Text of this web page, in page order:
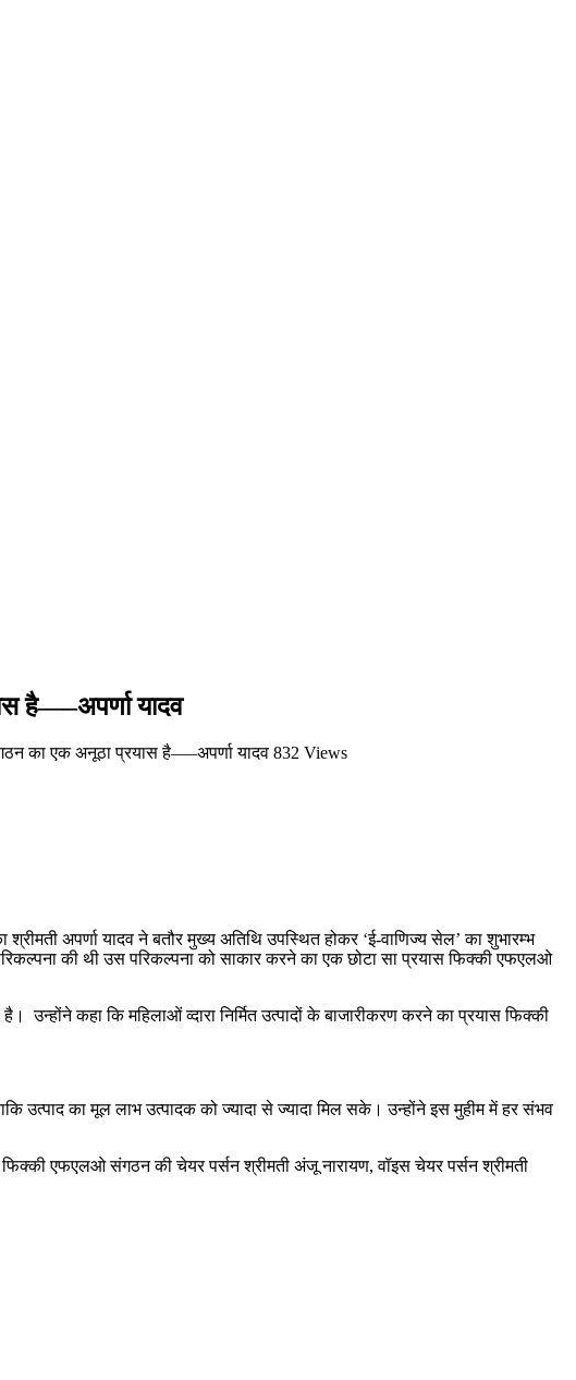
है—–अपर्णा यादव
का एक अनूठा प्रयास है—–अपर्णा यादव 832 Views
अपर्णा यादव ने बतौर मुख्य अतिथि उपस्थित होकर ‘ई-वाणिज्य सेल’ का शुभारम्भ
की थी उस परिकल्पना को साकार करने का एक छोटा सा प्रयास फिक्की एफएलओ
कहा कि महिलाओं व्दारा निर्मित उत्पादों के बाजारीकरण करने का प्रयास फिक्की
उत्पाद का मूल लाभ उत्पादक को ज्यादा से ज्यादा मिल सके। उन्होंने इस मुहीम में हर संभव
एफएलओ संगठन की चेयर पर्सन श्रीमती अंजू नारायण, वॉइस चेयर पर्सन श्रीमती